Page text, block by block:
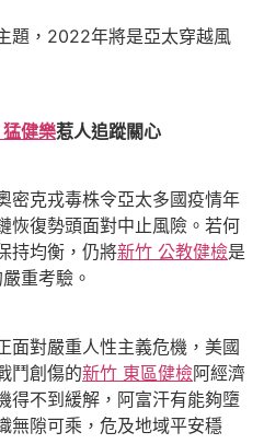
，2022年將是亞太穿越風
健樂惹人追蹤關心
克戎毒株令亞太多國疫情年
恢復勢頭面對中止風險。若何
持均衡，仍將新竹 公教健檢是
重考驗。
對嚴重人性主義危機，美國
鬥創傷的新竹 東區健檢阿經濟
得不到緩解，阿富汗有能夠墮
無隙可乘，危及地域平安穩